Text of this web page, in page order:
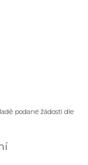
podané žádosti dle